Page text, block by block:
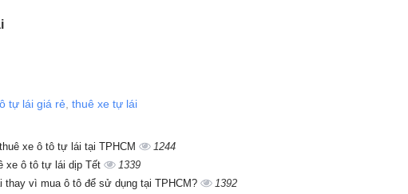
tự lái giá rẻ thuê xe tự lái
xe ô tô tự lái tại TPHCM
1244
xe ô tô tự lái dịp Tết
1339
thay vì mua ô tô để sử dụng tại TPHCM?
1392